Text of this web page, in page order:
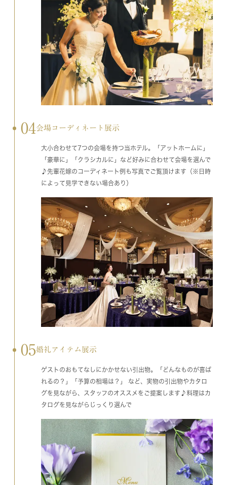
04会場コーディネート展示
大小合わせて7つの会場を持つ当ホテル。「アットホームに」
「豪華に」「クラシカルに」など好みに合わせて会場を選んで
♪先輩花嫁のコーディネート例も写真でご覧頂けます（※日時
によって見学できない場合あり）
05婚礼アイテム展示
ゲストのおもてなしにかかせない引出物。「どんなものが喜ば
れるの？」「予算の相場は？」 など、実物の引出物やカタロ
グを見ながら、スタッフのオススメをご提案します♪料理はカ
タログを見ながらじっくり選んで